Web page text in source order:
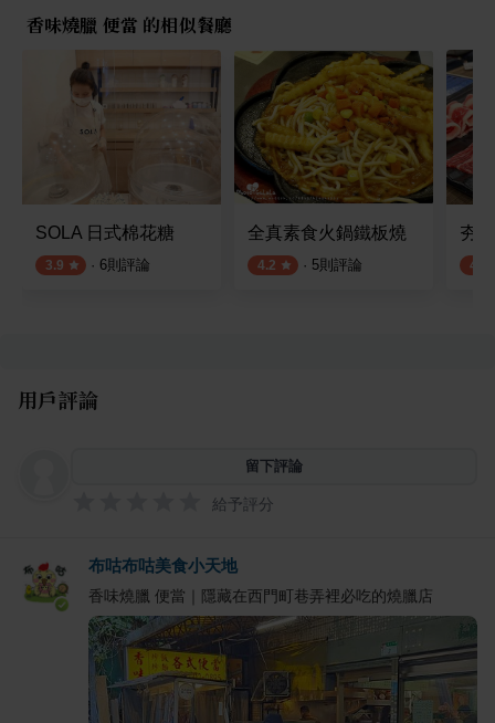
香味燒臘 便當 的相似餐廳
SOLA 日式棉花糖
3.9 · 6則評論
全真素食火鍋鐵板燒
4.2 · 5則評論
夯
4.3
用戶評論
留下評論
給予評分
布咕布咕美食小天地
香味燒臘 便當｜隱藏在西門町巷弄裡必吃的燒臘店